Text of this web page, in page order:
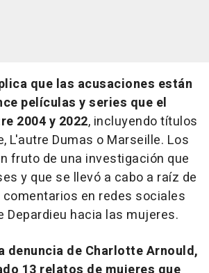
que las acusaciones están
películas y series que el
2004 y 2022, incluyendo títulos
L'autre Dumas o Marseille. Los
fruto de una investigación que
y que se llevó a cabo a raíz de
en redes sociales
Depardieu hacia las mujeres.
denuncia de Charlotte Arnould,